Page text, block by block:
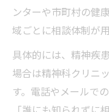
ンターや市町村の健
域ごとに相談体制が
具体的には、精神疾
場合は精神科クリニ
す。電話やメールで